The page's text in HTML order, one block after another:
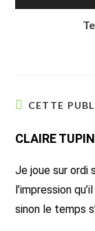
CETTE
CLAIRE TUPIN
Je joue sur ordi
l’impression
sinon le temps